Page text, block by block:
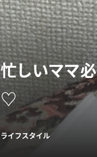
忙しいママ
♡
ライフスタイル